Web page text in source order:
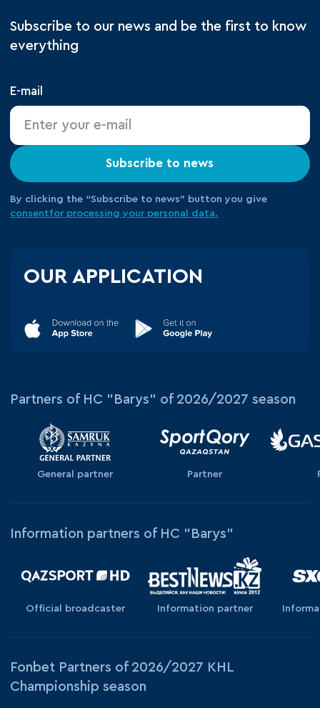
Subscribe to our news and be the first to know
everything
E-mail
Subscribe to news
By clicking the “Subscribe to news” button you give
consentfor processing your personal data.
OUR APPLICATION
Partners of HC "Barys" of 2026/2027 season
General partner Partner
Information partners of HC "Barys"
Official broadcaster Information partner
Fonbet Partners of 2026/2027 KHL
Championship season